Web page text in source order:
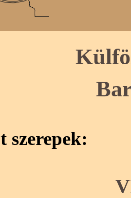
szerepek: